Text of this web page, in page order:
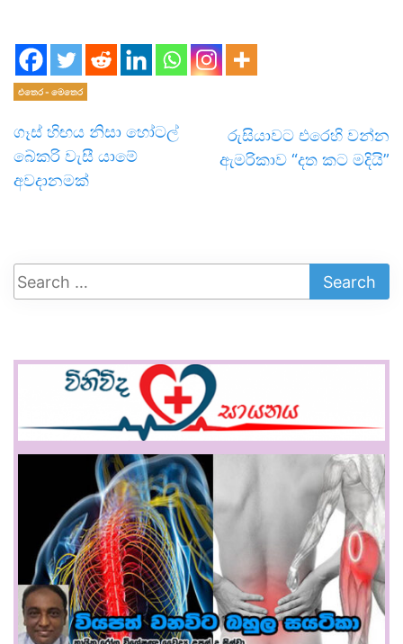
එතෙර - මෙතෙර
ගෑස් හිඟය නිසා හෝටල්
බේකරි වැසී යාමේ
අවදානමක්
රුසියාවට එරෙහි වන්න
ඇමරිකාව “දත කට මදියි”